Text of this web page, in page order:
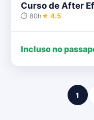
Curso de After
⏱ 80h★ 4.5
Incluso no
1